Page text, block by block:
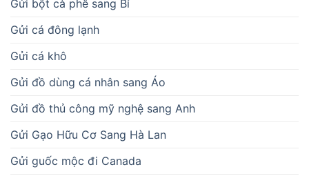
Gửi bột cà phê sang Bỉ
Gửi cá đông lạnh
Gửi cá khô
Gửi đồ dùng cá nhân sang Áo
Gửi đồ thủ công mỹ nghệ sang Anh
Gửi Gạo Hữu Cơ Sang Hà Lan
Gửi guốc mộc đi Canada